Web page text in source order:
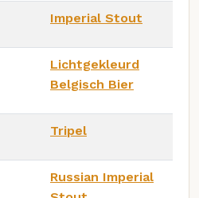
Imperial Stout
Lichtgekleurd
Belgisch Bier
Tripel
Russian Imperial